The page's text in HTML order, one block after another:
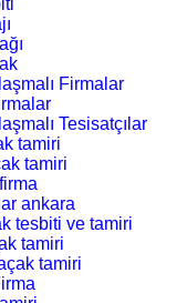
Firmalar
Tesisatçılar
tamiri
tamiri
ankara
tesbiti ve tamiri
tamiri
tamiri